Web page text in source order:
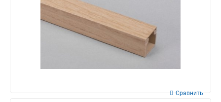
Сравнить